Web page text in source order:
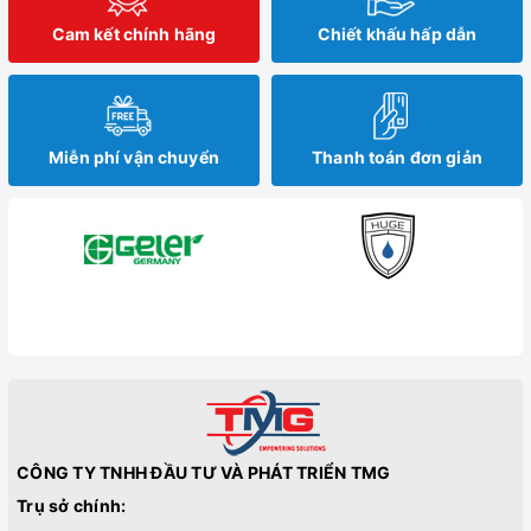
Cam kết chính hãng Chiết khấu hấp dẫn
Miễn phí vận chuyển Thanh toán đơn giản
CÔNG TY TNHH ĐẦU TƯ VÀ PHÁT TRIỂN TMG
Trụ sở chính: